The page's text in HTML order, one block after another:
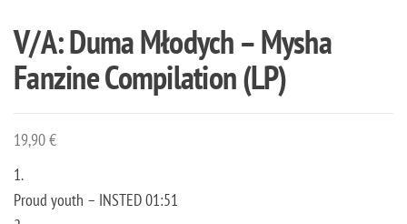
V/A: Duma Młodych – Mysha
Fanzine Compilation (LP)
19,90€
1.
Proud youth – INSTED 01:51